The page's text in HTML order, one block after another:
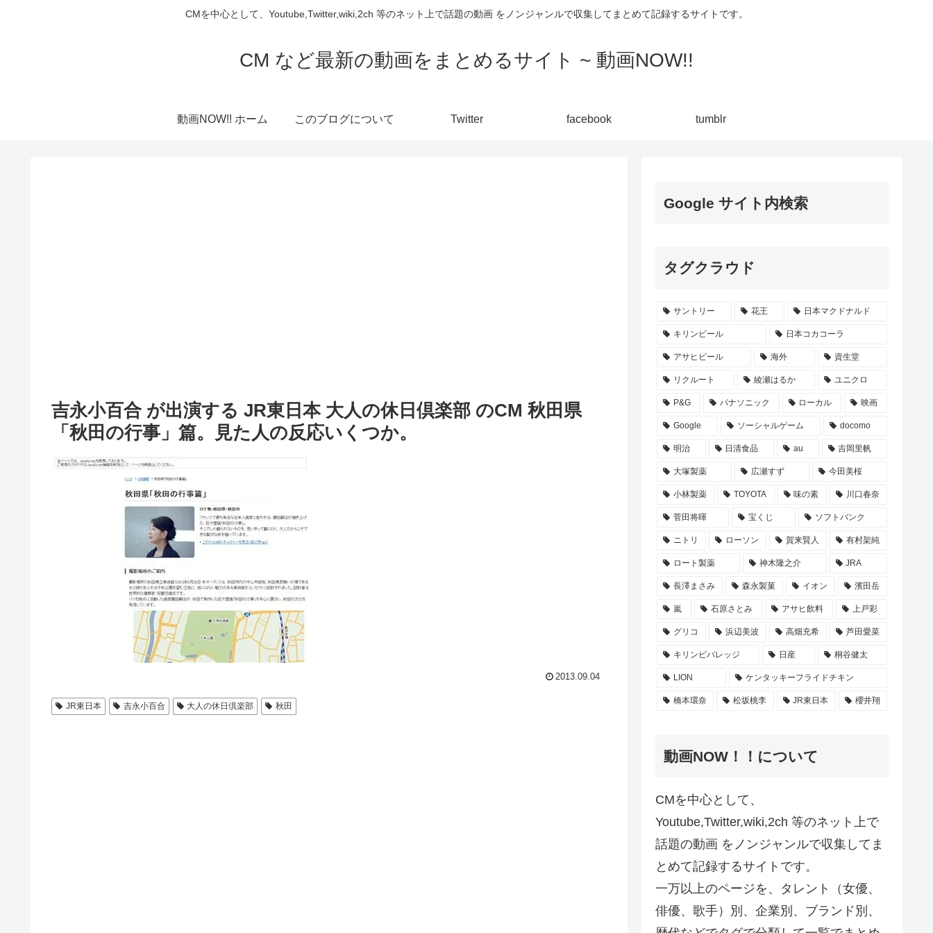
CMを中心として、Youtube,Twitter,wiki,2ch 等のネット上で話題の動画 をノンジャンルで収集してまとめて記録するサイトです。
CM など最新の動画をまとめるサイト ~ 動画NOW!!
動画NOW!! ホーム このブログについて Twitter facebook tumblr
吉永小百合 が出演する JR東日本 大人の休日倶楽部 のCM 秋田県
「秋田の行事」篇。見た人の反応いくつか。
2013.09.04
JR東日本 吉永小百合 大人の休日倶楽部 秋田
Google サイト内検索
タグクラウド
サントリー 花王 日本マクドナルド
キリンビール 日本コカコーラ
アサヒビール 海外 資生堂
リクルート 綾瀬はるか ユニクロ
P&G パナソニック ローカル 映画
Google ソーシャルゲーム docomo
明治 日清食品 au 吉岡里帆
大塚製薬 広瀬すず 今田美桜
小林製薬 TOYOTA 味の素 川口春奈
菅田将暉 宝くじ ソフトバンク
ニトリ ローソン 賀来賢人 有村架純
ロート製薬 神木隆之介 JRA
長澤まさみ 森永製菓 イオン 濱田岳
嵐 石原さとみ アサヒ飲料 上戸彩
グリコ 浜辺美波 高畑充希 芦田愛菜
キリンビバレッジ 日産 桐谷健太
LION ケンタッキーフライドチキン
橋本環奈 松坂桃李 JR東日本 櫻井翔
動画NOW！！について
CMを中心として、
Youtube,Twitter,wiki,2ch 等のネット上で
話題の動画 をノンジャンルで収集してま
とめて記録するサイトです。
一万以上のページを、タレント（女優、
俳優、歌手）別、企業別、ブランド別、